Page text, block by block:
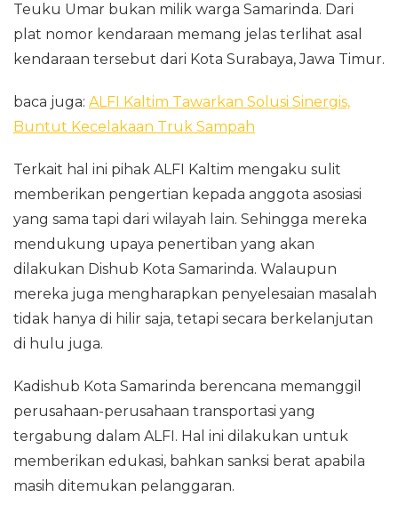
Teuku Umar bukan milik warga Samarinda. Dari
plat nomor kendaraan memang jelas terlihat asal
kendaraan tersebut dari Kota Surabaya, Jawa Timur.
baca juga: ALFI Kaltim Tawarkan Solusi Sinergis,
Buntut Kecelakaan Truk Sampah
Terkait hal ini pihak ALFI Kaltim mengaku sulit
memberikan pengertian kepada anggota asosiasi
yang sama tapi dari wilayah lain. Sehingga mereka
mendukung upaya penertiban yang akan
dilakukan Dishub Kota Samarinda. Walaupun
mereka juga mengharapkan penyelesaian masalah
tidak hanya di hilir saja, tetapi secara berkelanjutan
di hulu juga.
Kadishub Kota Samarinda berencana memanggil
perusahaan-perusahaan transportasi yang
tergabung dalam ALFI. Hal ini dilakukan untuk
memberikan edukasi, bahkan sanksi berat apabila
masih ditemukan pelanggaran.